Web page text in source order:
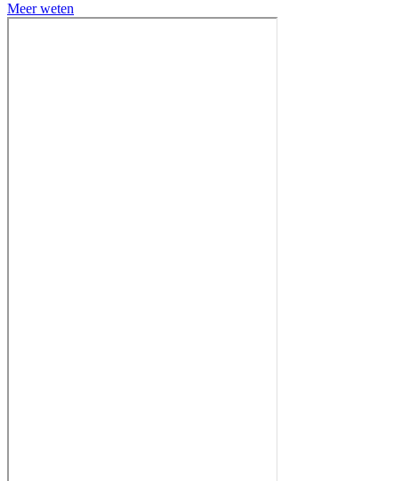
Meer weten